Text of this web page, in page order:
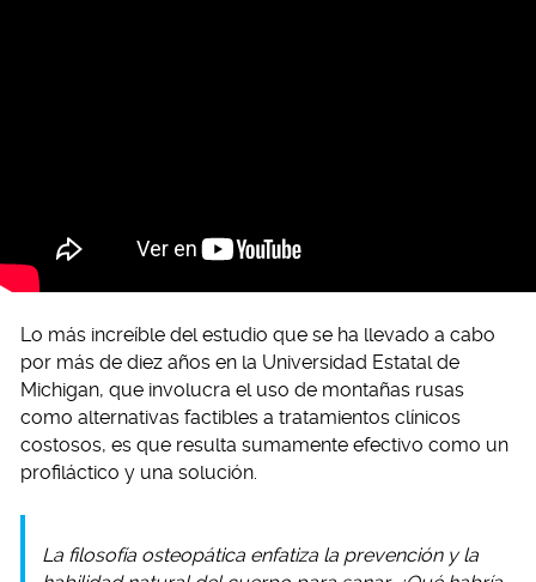
Lo más increíble del estudio que se ha llevado a cabo
por más de diez años en la Universidad Estatal de
Michigan, que involucra el uso de montañas rusas
como alternativas factibles a tratamientos clínicos
costosos, es que resulta sumamente efectivo como un
profiláctico y una solución.
La filosofía osteopática enfatiza la prevención y la